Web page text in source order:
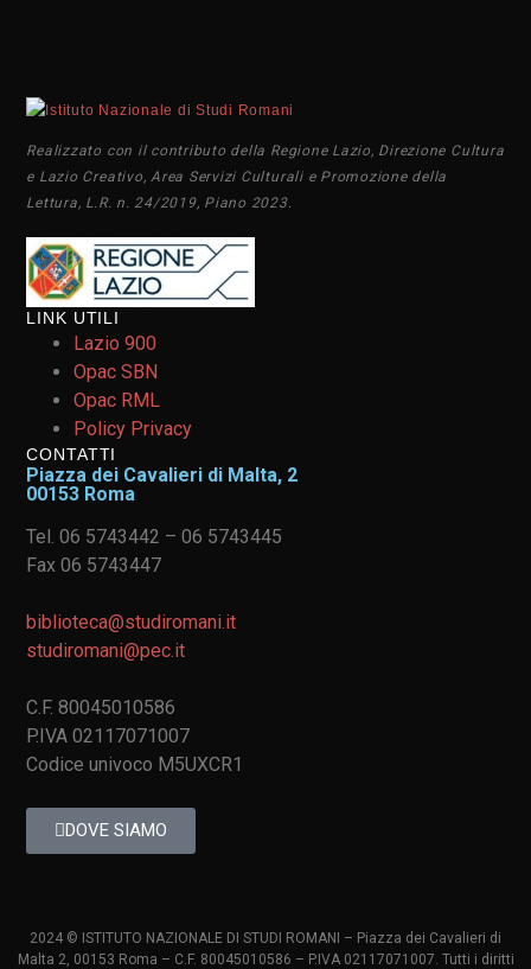
Realizzato con il contributo della Regione Lazio, Direzione Cultura
e Lazio Creativo, Area Servizi Culturali e Promozione della
Lettura, L.R. n. 24/2019, Piano 2023.
LINK UTILI
Lazio 900
Opac SBN
Opac RML
Policy Privacy
CONTATTI
Piazza dei Cavalieri di Malta, 2
00153 Roma
Tel. 06 5743442 – 06 5743445
Fax 06 5743447
biblioteca@studiromani.it
studiromani@pec.it
C.F. 80045010586
P.IVA 02117071007
Codice univoco M5UXCR1
DOVE SIAMO
2024 © ISTITUTO NAZIONALE DI STUDI ROMANI – Piazza dei Cavalieri di
Malta 2, 00153 Roma – C.F. 80045010586 – P.IVA 02117071007. Tutti i diritti